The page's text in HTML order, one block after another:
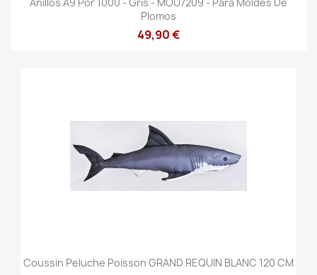
Anillos A9 Por 1000 - Gris - MOU7209 - Para Moldes De
Plomos
49,90 €
Coussin Peluche Poisson GRAND REQUIN BLANC 120 CM